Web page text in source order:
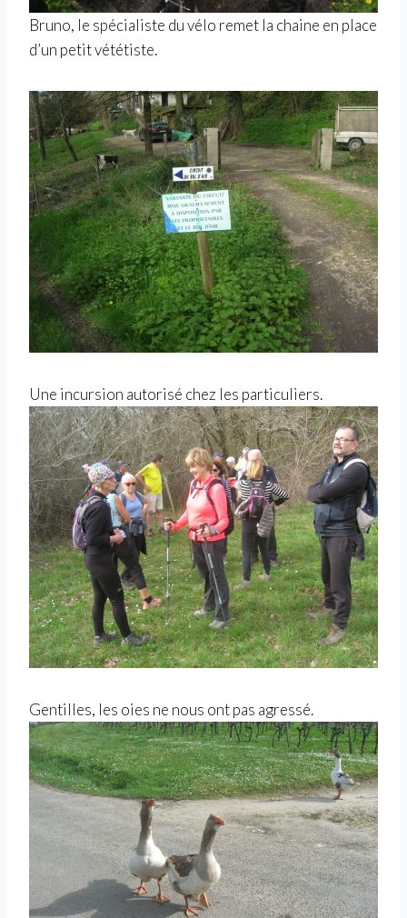
Bruno, le spécialiste du vélo remet la chaine en place
d’un petit vététiste.
Une incursion autorisé chez les particuliers.
Gentilles, les oies ne nous ont pas agressé.